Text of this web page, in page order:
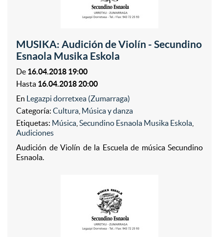
MUSIKA: Audición de Violín - Secundino
Esnaola Musika Eskola
De 16.04.2018 19:00
Hasta 16.04.2018 20:00
En Legazpi dorretxea (Zumarraga)
Categoría: Cultura Música y danza
Etiquetas: Música Secundino Esnaola Musika Eskola
Audiciones
Audición de Violín de la Escuela de música Secundino
Esnaola.